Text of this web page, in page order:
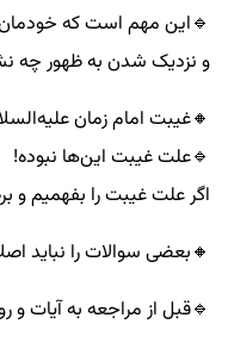
🔹️این مهم است که
و نزدیک شدن به ظهور چه
🔸️غیبت امام زمان
🔹️علت غیبت این‌ها نبوده!
اگر علت غیبت را بفهمیم و
🔸️بعضی سوالات را نباید
🔹️قبل از مراجعه به آیات و